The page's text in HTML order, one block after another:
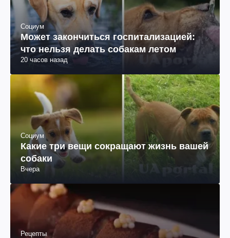
Социум
Может закончиться госпитализацией:
что нельзя делать собакам летом
20 часов назад
Социум
Какие три вещи сокращают жизнь вашей
собаки
Вчера
Рецепты